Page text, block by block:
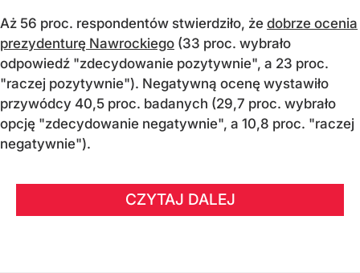
Aż 56 proc. respondentów stwierdziło, że dobrze ocenia
prezydenturę Nawrockiego (33 proc. wybrało
odpowiedź "zdecydowanie pozytywnie", a 23 proc.
"raczej pozytywnie"). Negatywną ocenę wystawiło
przywódcy 40,5 proc. badanych (29,7 proc. wybrało
opcję "zdecydowanie negatywnie", a 10,8 proc. "raczej
negatywnie").
CZYTAJ DALEJ